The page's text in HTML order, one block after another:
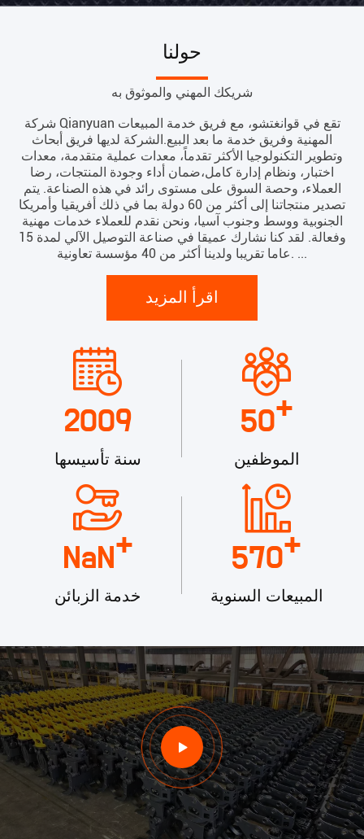
حولنا
شريكك المهني والموثوق به
شركة Qianyuan تقع في قوانغتشو، مع فريق خدمة المبيعات
المهنية وفريق خدمة ما بعد البيع.الشركة لديها فريق أبحاث
وتطوير التكنولوجيا الأكثر تقدماً، معدات عملية متقدمة، معدات
اختبار، ونظام إدارة كامل،ضمان أداء وجودة المنتجات، رضا
العملاء، وحصة السوق على مستوى رائد في هذه الصناعة. يتم
تصدير منتجاتنا إلى أكثر من 60 دولة بما في ذلك أفريقيا وأمريكا
الجنوبية ووسط وجنوب آسيا، ونحن نقدم للعملاء خدمات مهنية
وفعالة. لقد كنا نشارك عميقا في صناعة التوصيل الآلي لمدة 15
عاما تقريبا ولدينا أكثر من 40 مؤسسة تعاونية. ...
اقرأ المزيد
2009
سنة تأسيسها
50+
الموظفين
NaN+
خدمة الزبائن
570+
المبيعات السنوية